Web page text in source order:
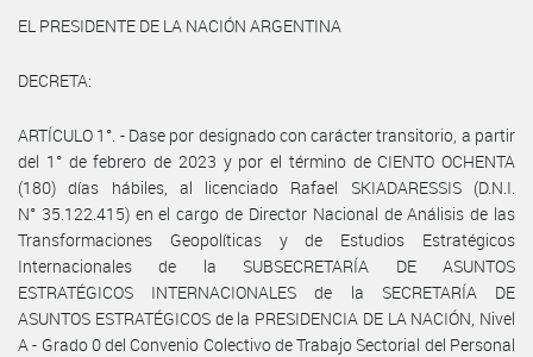
EL PRESIDENTE DE LA NACIÓN ARGENTINA
DECRETA:
ARTÍCULO 1°. - Dase por designado con carácter transitorio, a partir
del 1° de febrero de 2023 y por el término de CIENTO OCHENTA
(180) días hábiles, al licenciado Rafael SKIADARESSIS (D.N.I.
N° 35.122.415) en el cargo de Director Nacional de Análisis de las
Transformaciones Geopolíticas y de Estudios Estratégicos
Internacionales de la SUBSECRETARÍA DE ASUNTOS
ESTRATÉGICOS INTERNACIONALES de la SECRETARÍA DE
ASUNTOS ESTRATÉGICOS de la PRESIDENCIA DE LA NACIÓN, Nivel
A - Grado 0 del Convenio Colectivo de Trabajo Sectorial del Personal